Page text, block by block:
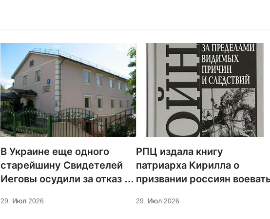
В Украине еще одного
старейшину Свидетелей
Иеговы осудили за отказ от
29. Июл 2026
РПЦ издала книгу
патриарха Кирилла о
призвании россиян
29. Июл 2026